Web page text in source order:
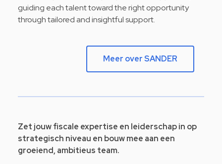
guiding each talent toward the right opportunity
through tailored and insightful support.
Meer over SANDER
Zet jouw fiscale expertise en leiderschap in op
strategisch niveau en bouw mee aan een
groeiend, ambitieus team.